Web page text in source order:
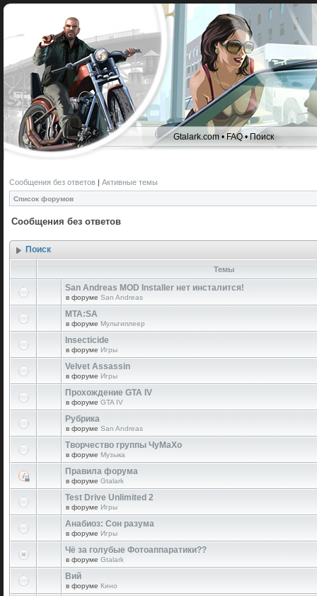
Gtalark.com •FAQ•Поиск
Сообщения без ответов | Активные темы
Список форумов
Сообщения без ответов
Поиск
Темы
San Andreas MOD Installer нет инсталится!
в форуме San Andreas
MTA:SA
в форуме Мультиплеер
Insecticide
в форуме Игры
Velvet Assassin
в форуме Игры
Прохождение GTA IV
в форуме GTA IV
Рубрика
в форуме San Andreas
Творчество группы ЧуМаХо
в форуме Музыка
Правила форума
в форуме Gtalark
Test Drive Unlimited 2
в форуме Игры
Анабиоз: Сон разума
в форуме Игры
Чё за голубые Фотоаппаратики??
в форуме Gtalark
Вий
в форуме Кино